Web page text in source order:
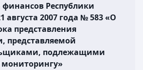
Республики
августа 2007 года № 583 «О
представления
представляемой
подлежащими